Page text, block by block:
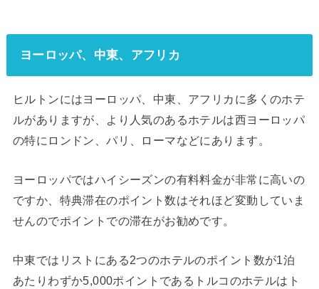
ヨーロッパ、中東、アフリカ
ヒルトンにはヨーロッパ、中東、アフリカに多くのホテ
ルがありますが、より人気のあるホテルは西ヨーロッパ
の特にロンドン、パリ、ローマなどにあります。
ヨーロッパではハイシーズンの有料料金が非常に高いの
ですか、特典滞在のポイント数はそれほど変動していま
せんのでポイントでの滞在がお勧めです。
中東ではリストにある2つのホテルのポイント数が1泊
あたりわずか5,000ポイントであるトルコのホテルはト